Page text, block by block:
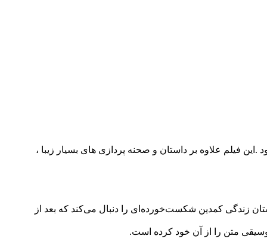
فیلم علاوه بر داستان و صحنه پردازی های بسیار زیبا ،
فیلم داستان زندگی کمدین شکست‌خورده‌ای را دنبال می‌کند که بعد از
متن را از آن خود کرده است.